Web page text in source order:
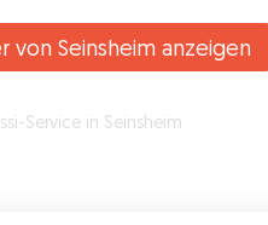
Nachrichten habe ich
was natürlich schön war, zu
wenn ich wieder mal auf eine
von Seinsheim anzeigen
Service in Seinsheim